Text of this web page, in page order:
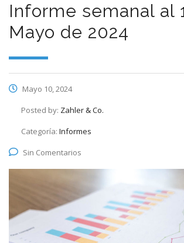
Informe semanal al
Mayo de 2024
Mayo 10, 2024
Posted by: Zahler & Co.
Categoría: Informes
Sin Comentarios